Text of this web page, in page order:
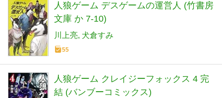
人狼ゲーム デスゲームの運営人 (竹書房
文庫 か 7-10)
川上亮 犬倉すみ
55
人狼ゲーム クレイジーフォックス 4 完
結 (バンブーコミックス)